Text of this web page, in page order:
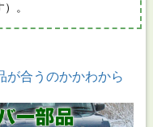
。
が合うのかかわから